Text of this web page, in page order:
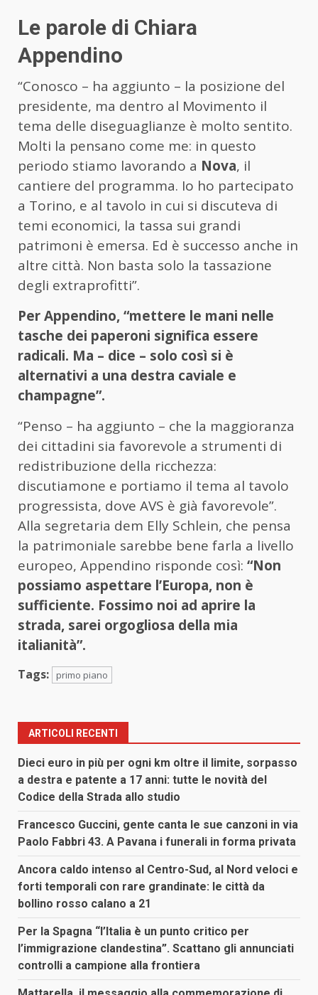
Le parole di Chiara
Appendino
“Conosco – ha aggiunto – la posizione del
presidente, ma dentro al Movimento il
tema delle diseguaglianze è molto sentito.
Molti la pensano come me: in questo
periodo stiamo lavorando a Nova, il
cantiere del programma. Io ho partecipato
a Torino, e al tavolo in cui si discuteva di
temi economici, la tassa sui grandi
patrimoni è emersa. Ed è successo anche in
altre città. Non basta solo la tassazione
degli extraprofitti”.
Per Appendino, “mettere le mani nelle
tasche dei paperoni significa essere
radicali. Ma – dice – solo così si è
alternativi a una destra caviale e
champagne”.
“Penso – ha aggiunto – che la maggioranza
dei cittadini sia favorevole a strumenti di
redistribuzione della ricchezza:
discutiamone e portiamo il tema al tavolo
progressista, dove AVS è già favorevole”.
Alla segretaria dem Elly Schlein, che pensa
la patrimoniale sarebbe bene farla a livello
europeo, Appendino risponde così: “Non
possiamo aspettare l’Europa, non è
sufficiente. Fossimo noi ad aprire la
strada, sarei orgogliosa della mia
italianità”.
Tags: primo piano
ARTICOLI RECENTI
Dieci euro in più per ogni km oltre il limite, sorpasso
a destra e patente a 17 anni: tutte le novità del
Codice della Strada allo studio
Francesco Guccini, gente canta le sue canzoni in via
Paolo Fabbri 43. A Pavana i funerali in forma privata
Ancora caldo intenso al Centro-Sud, al Nord veloci e
forti temporali con rare grandinate: le città da
bollino rosso calano a 21
Per la Spagna “l’Italia è un punto critico per
l’immigrazione clandestina”. Scattano gli annunciati
controlli a campione alla frontiera